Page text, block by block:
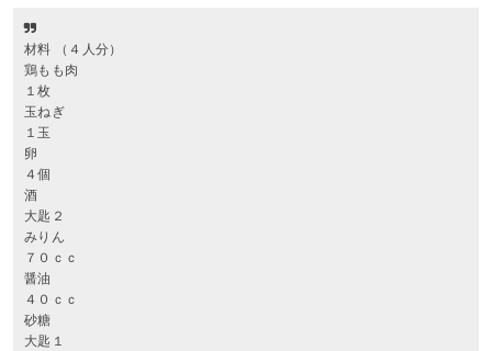
材料 （４人分）
鶏もも肉
１枚
玉ねぎ
１玉
卵
４個
酒
大匙２
みりん
７０ｃｃ
醤油
４０ｃｃ
砂糖
大匙１